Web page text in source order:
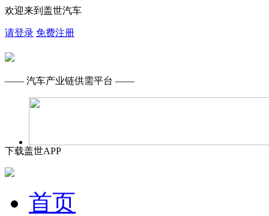
欢迎来到盖世汽车
请登录 免费注册
—— 汽车产业链供需平台 ——
下载盖世APP
首页